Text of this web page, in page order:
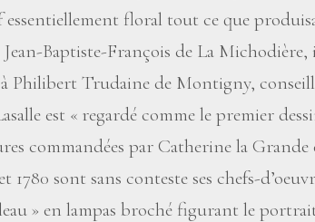
floral tout ce que
Jean-Baptiste-François de La
Philibert Trudaine de Montigny,
est « regardé comme le premier
commandées par Catherine la Grande
1780 sont sans conteste ses chefs-
» en lampas broché figurant le